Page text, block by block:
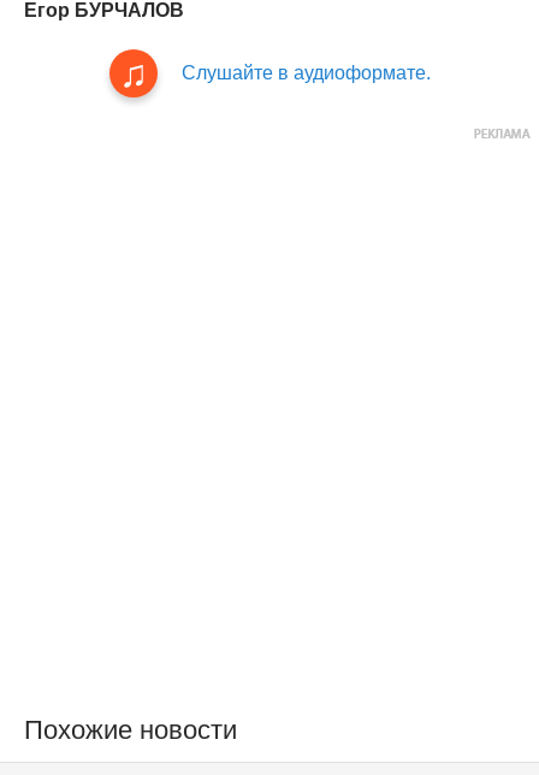
Егор БУРЧАЛОВ
Слушайте в аудиоформате.
Похожие новости